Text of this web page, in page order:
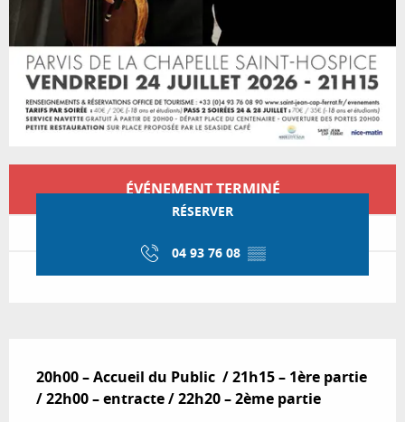
Ouverture et coordonnées
ÉVÉNEMENT TERMINÉ
RÉSERVER
04 93 76 08 ▒▒
20h00 – Accueil du Public  / 21h15 – 1ère partie
/ 22h00 – entracte / 22h20 – 2ème partie